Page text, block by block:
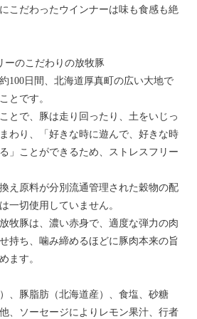
こだわったウインナーは味も食感も絶
ーのこだわりの放牧豚
100日間、北海道厚真町の広い大地で
とです。
とで、豚は走り回ったり、土をいじっ
わり、「好きな時に遊んで、好きな時
」ことができるため、ストレスフリー
え原料が分別流通管理された穀物の配
一切使用していません。
牧豚は、濃い赤身で、適度な弾力の肉
持ち、噛み締めるほどに豚肉本来の旨
ます。
、豚脂肪（北海道産）、食塩、砂糖
、ソーセージによりレモン果汁、行者